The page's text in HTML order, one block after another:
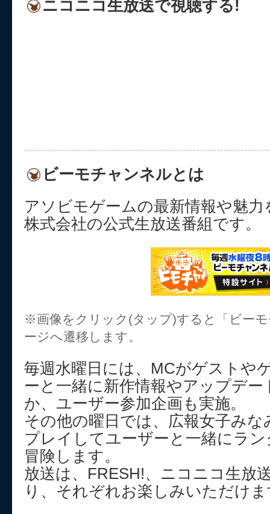
ニコニコ生放送で視聴する!
ビーモチャンネルとは
アソビモゲームの最新情報や魅
株式会社の公式生放送番組です。
※画像をクリック(タップ)すると「ビー
ージへ遷移します。
毎週水曜日には、MCがゲストや
ーと一緒に新作情報やアップデ
か、ユーザー参加企画も実施。
その他の曜日では、広報女子み
プレイしてユーザーと一緒にラ
冒険します。
放送は、FRESH!、ニコニコ生放
り、それぞれお楽しみいただけ